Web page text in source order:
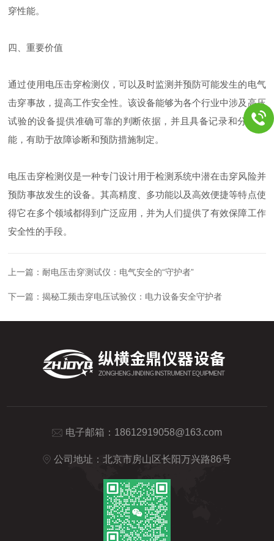
穿性能。
四、重要价值
通过使用电压击穿检测仪，可以及时监测并预防可能发生的电气
击穿事故，提高工作安全性。该设备能够为各个行业中涉及高压
试验的设备提供准确可靠的判断依据，并且具备记录和分析功
能，有助于故障诊断和预防措施制定。
电压击穿检测仪是一种专门设计用于检测系统中潜在击穿风险并
预防事故发生的设备。其高精度、多功能以及高效便捷等特点使
得它在多个领域都得到广泛应用，并为人们提供了有效保障工作
安全性的手段。
上一篇： 耐电压击穿测试仪：电气安全的“守护者”
下一篇：揭秘工频击穿电压试验仪：电力设备安全守护者
电子邮箱： 18612919058@163.com
公司地址：北京市房山区长阳万兴路86号